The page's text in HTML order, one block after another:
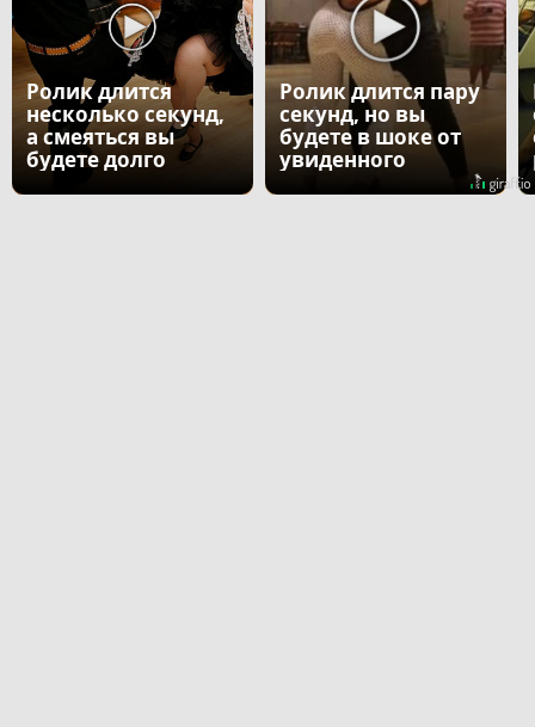
Ролик длится
несколько секунд,
а смеяться вы
будете долго
Ролик длится пару
секунд, но вы
будете в шоке от
увиденного